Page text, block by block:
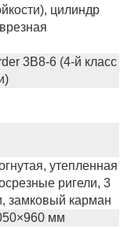
цилиндр
3B8-6 (4-й класс
утепленная
ригели, 3
замковый карман
мм